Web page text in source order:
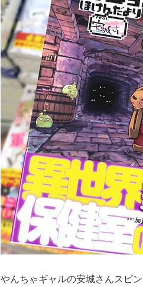
やんちゃギャルの安城さんスピ